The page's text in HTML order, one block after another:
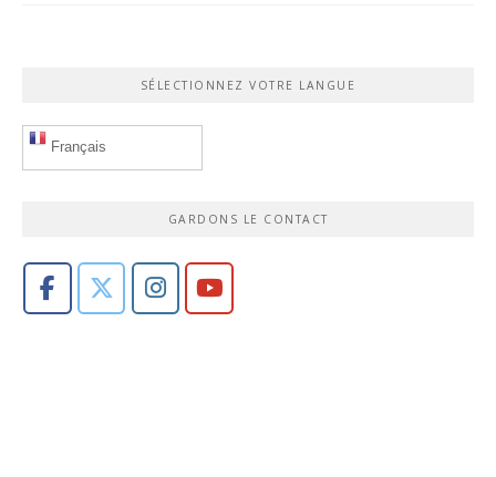
SÉLECTIONNEZ VOTRE LANGUE
Français
GARDONS LE CONTACT